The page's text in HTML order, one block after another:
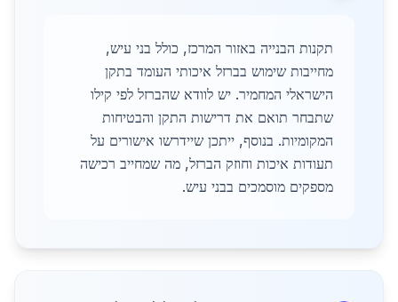
תקנות הבנייה באזור המרכז, כולל בני עיש,
מחייבות שימוש בברזל איכותי העומד בתקן
הישראלי המחמיר. יש לוודא שהברזל לפי קילו
שתבחר תואם את דרישות התקן והבטיחות
המקומיות. בנוסף, ייתכן שיידרשו אישורים על
תעודות איכות וחוזק הברזל, מה שמחייב רכישה
מספקים מוסמכים בבני עיש.